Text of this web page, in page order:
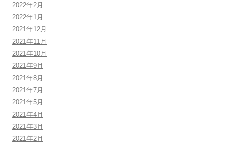
2022年2月
2022年1月
2021年12月
2021年11月
2021年10月
2021年9月
2021年8月
2021年7月
2021年5月
2021年4月
2021年3月
2021年2月